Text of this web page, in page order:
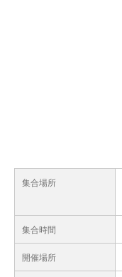
集合場所
集合時間
開催場所